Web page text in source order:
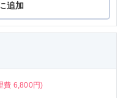
追加
費 6,800円)